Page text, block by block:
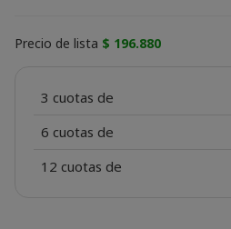
Precio de lista $ 196.880
3 cuotas de
6 cuotas de
12 cuotas de